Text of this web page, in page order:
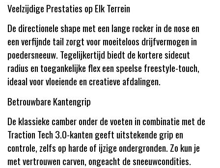
Veelzijdige Prestaties op Elk Terrein
De directionele shape met een lange rocker in de nose en
een verfijnde tail zorgt voor moeiteloos drijfvermogen in
poedersneeuw. Tegelijkertijd biedt de kortere sidecut
radius en toegankelijke flex een speelse freestyle-touch,
ideaal voor vloeiende en creatieve afdalingen.
Betrouwbare Kantengrip
De klassieke camber onder de voeten in combinatie met de
Traction Tech 3.0-kanten geeft uitstekende grip en
controle, zelfs op harde of ijzige ondergronden. Zo kun je
met vertrouwen carven, ongeacht de sneeuwcondities.